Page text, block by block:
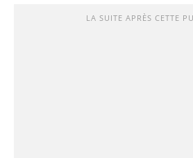
LA SUITE APRÈS CETTE